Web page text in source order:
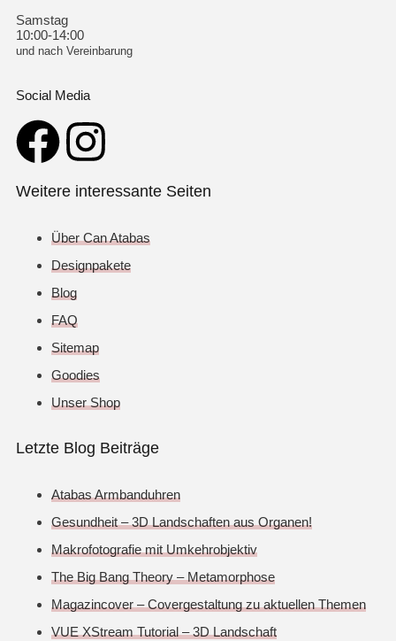
Samstag
10:00-14:00
und nach Vereinbarung
Social Media
Weitere interessante Seiten
Über Can Atabas
Designpakete
Blog
FAQ
Sitemap
Goodies
Unser Shop
Letzte Blog Beiträge
Atabas Armbanduhren
Gesundheit – 3D Landschaften aus Organen!
Makrofotografie mit Umkehrobjektiv
The Big Bang Theory – Metamorphose
Magazincover – Covergestaltung zu aktuellen Themen
VUE XStream Tutorial – 3D Landschaft